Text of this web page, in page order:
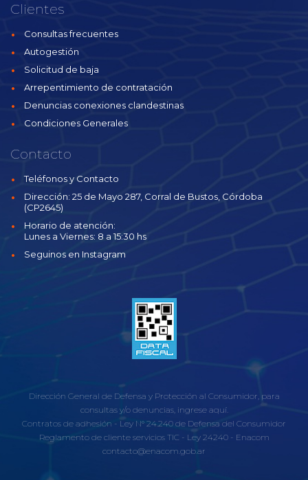
Clientes
Consultas frecuentes
Autogestión
Solicitud de baja
Arrepentimiento de contratación
Denuncias conexiones clandestinas
Condiciones Generales
Contacto
Teléfonos y Contacto
Dirección: 25 de Mayo 287, Corral de Bustos, Córdoba
(CP2645)
Horario de atención:
Lunes a Viernes: 8 a 15:30 hs
Seguinos en Instagram
Dirección General de Defensa y Protección al Consumidor, para
consultas y/o denuncias, ingrese aquí.
Contratos de adhesión - Ley N° 24.240 de Defensa del Consumidor
Reglamento de cliente servicios TIC - Ley 24240- Enacom
contacto@enacom.gob.ar